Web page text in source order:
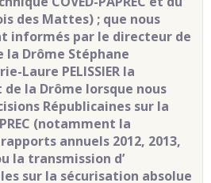
des Mattes) ; que nous
informés par le directeur de
Drôme Stéphane
Laure PELISSIER la
la Drôme lorsque nous
Républicaines sur la
(notamment la
annuels 2012, 2013,
la transmission d’
sur la sécurisation absolue